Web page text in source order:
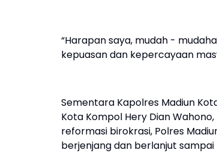
“Harapan saya, mudah -
kepuasan dan kepercayaan
Sementara Kapolres Madiun
Kota Kompol Hery Dian
reformasi birokrasi, Polres
berjenjang dan berlanjut sampai